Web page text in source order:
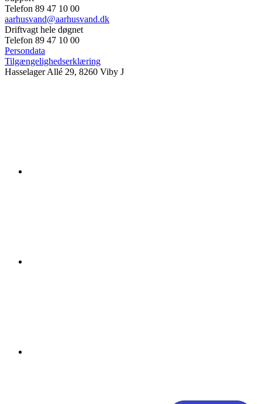
Telefon 89 47 10 00
aarhusvand@aarhusvand.dk
Driftvagt hele døgnet
Telefon 89 47 10 00
Persondata
Tilgængelighedserklæring
Hasselager Allé 29, 8260 Viby J